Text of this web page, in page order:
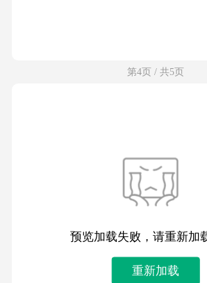
第4页 / 共5页
预览加载失败，请重新加
重新加载